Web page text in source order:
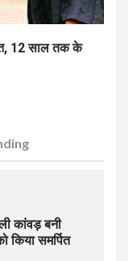
12 साल तक के
कांवड़ बनी
किया समर्पित